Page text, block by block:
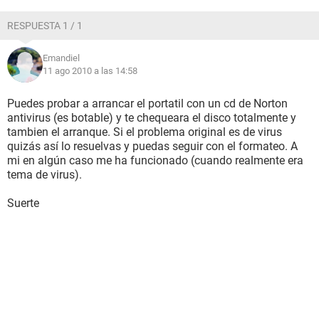
RESPUESTA 1 / 1
Emandiel
11 ago 2010 a las 14:58
Puedes probar a arrancar el portatil con un cd de Norton
antivirus (es botable) y te chequeara el disco totalmente y
tambien el arranque. Si el problema original es de virus
quizás así lo resuelvas y puedas seguir con el formateo. A
mi en algún caso me ha funcionado (cuando realmente era
tema de virus).
Suerte